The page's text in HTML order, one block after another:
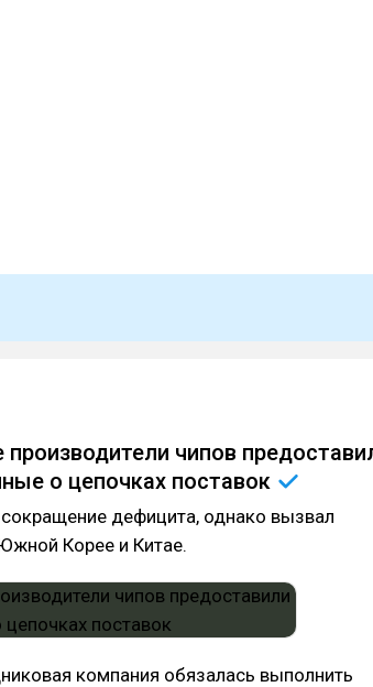
производители чипов
о цепочках поставок
дефицита, однако вызвал
Корее и Китае.
компания обязалась выполнить